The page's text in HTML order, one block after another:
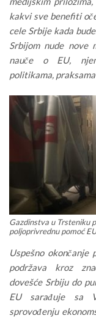
kakvi sve benefiti
cele Srbije kada
Srbijom nude nove
nauče o EU,
politikama,
Gazdinstva u Trsteniku
poljoprivrednu pomoć EU
Uspešno okončanje
podržava kroz
dovešće Srbiju do
EU sarađuje sa
sprovođenju